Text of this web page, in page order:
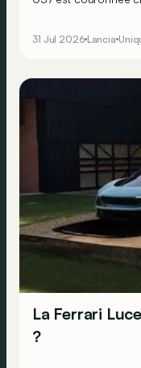
résoudre à la
transalpin
31 Jul 2026 Lancia
La Ferrari
?